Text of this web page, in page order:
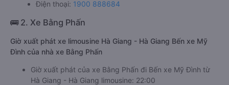
Điện thoại: 1900 888684
🚌 2. Xe Bằng Phấn
Giờ xuất phát xe limousine Hà Giang - Hà Giang Bến xe Mỹ
Đình của nhà xe Bằng Phấn
Giờ xuất phát của xe Bằng Phấn đi Bến xe Mỹ Đình từ
Hà Giang - Hà Giang limousine: 22:00